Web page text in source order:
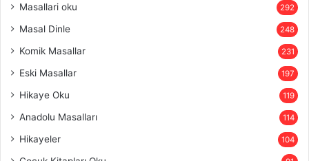
Masallari oku 292
Masal Dinle 248
Komik Masallar 231
Eski Masallar 197
Hikaye Oku 119
Anadolu Masalları 114
Hikayeler 104